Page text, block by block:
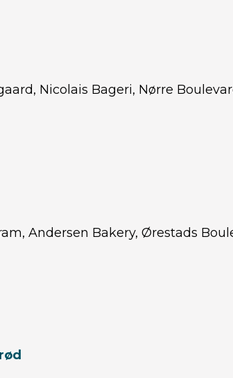
Nicolais Bageri, Nørre
Andersen Bakery, Ørestads